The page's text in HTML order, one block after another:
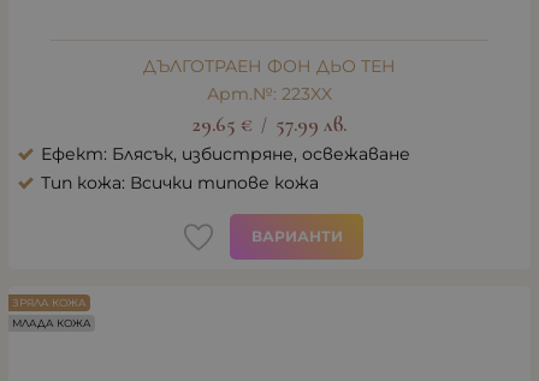
ДЪЛГОТРАЕН ФОН ДЬО ТЕН
Арт.№: 223XX
29.65 € / 57.99 лв.
Ефект: Блясък, избистряне, освежаване
Тип кожа: Всички типове кожа
ВАРИАНТИ
ЗРЯЛА КОЖА
МЛАДА КОЖА